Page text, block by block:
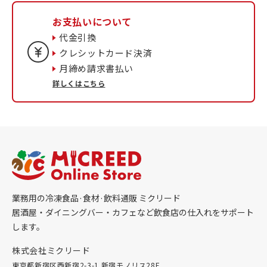
お支払いについて
代金引換
クレシットカード決済
月締め請求書払い
詳しくはこちら
業務用の冷凍食品·食材·飲料通販 ミクリード
居酒屋・ダイニングバー・カフェなど飲食店の仕入れをサポート
します。
株式会社ミクリード
東京都新宿区西新宿2-3-1 新宿モノリス28F